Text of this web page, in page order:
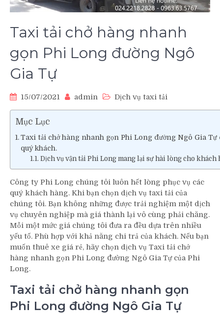
Taxi tải chở hàng nhanh
gọn Phi Long đường Ngô
Gia Tự
15/07/2021 admin Dịch vụ taxi tải
Mục Lục
Taxi tải chở hàng nhanh gọn Phi Long đường Ngô Gia
quý khách.
Dịch vụ vận tải Phi Long mang lại sự hài lòng cho khách
Công ty Phi Long chúng tôi luôn hết lòng phục vụ các
quý khách hàng. Khi bạn chọn dịch vụ taxi tải của
chúng tôi. Bạn không những được trải nghiệm một dịch
vụ chuyên nghiệp mà giá thành lại vô cùng phải chăng.
Mỗi một mức giá chúng tôi đưa ra đều dựa trên nhiều
yếu tố. Phù hợp với khả năng chi trả của khách. Nếu bạn
muốn thuê xe giá rẻ, hãy chọn dịch vụ Taxi tải chở
hàng nhanh gọn Phi Long đường Ngô Gia Tự của Phi
Long.
Taxi tải chở hàng nhanh gọn
Phi Long đường Ngô Gia Tự